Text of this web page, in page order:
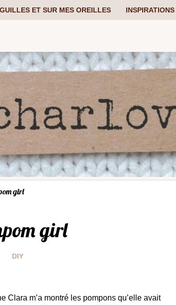
ET SUR MES OREILLES INSPIRATIONS
girl
girl
DIY
Clara m’a montré les pompons qu’elle avait